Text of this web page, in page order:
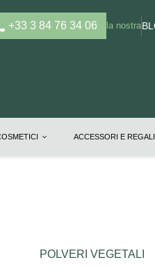
+33 3 84 76 34 06 la nostra
ACCESSORI E REGALI
POLVERI VEGETALI